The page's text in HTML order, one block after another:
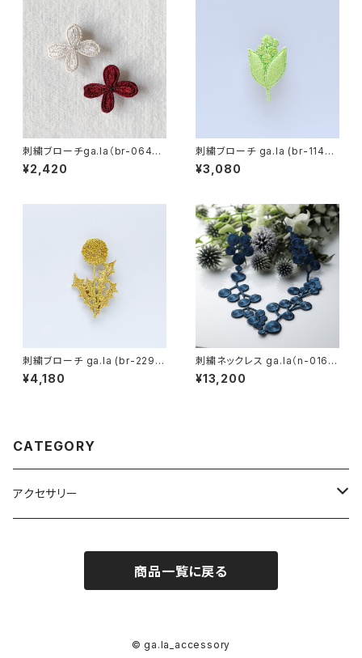
刺繍ブローチga.la（br-064）6
色
¥2,420
刺繍ブローチ ga.la (br-114）1
色
¥3,080
刺繍ブローチ ga.la (br-229）1
色
¥4,180
刺繍ネックレス ga.la（n-016）1
3色
¥13,200
CATEGORY
アクセサリー
商品一覧に戻る
© ga.la_accessory